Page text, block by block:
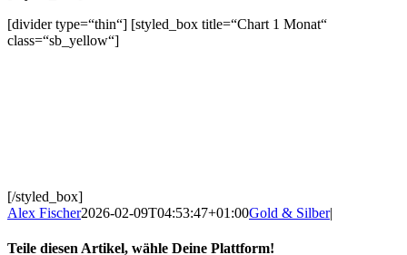
[divider type=“thin“] [styled_box title=“Chart 1 Monat“
class=“sb_yellow“]
[/styled_box]
Alex Fischer2026-02-09T04:53:47+01:00Gold & Silber|
Teile diesen Artikel, wähle Deine Plattform!